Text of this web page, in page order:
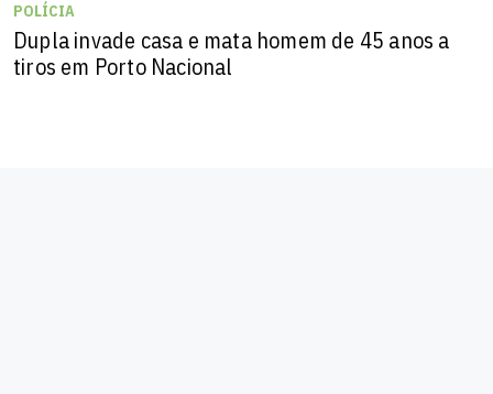
POLÍCIA
Dupla invade casa e mata homem de 45 anos a
tiros em Porto Nacional